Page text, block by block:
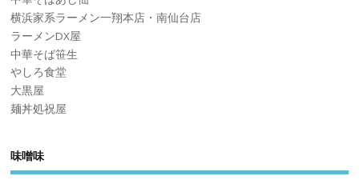
横浜家系ラーメン一翔本店・南仙台店
ラーメンDX屋
中華そば笹生
やしろ食堂
大黒屋
麺丼処祝屋
味噌味